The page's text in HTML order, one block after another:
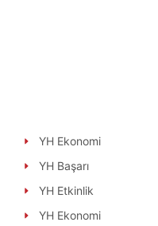
YH Ekonomi
YH Başarı
YH Etkinlik
YH Ekonomi